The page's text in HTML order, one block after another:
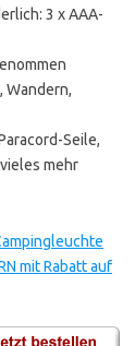
3 x AAA-
Wandern,
Seile,
mehr
mit Rabatt auf